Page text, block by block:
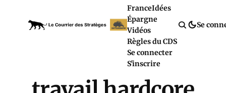
FranceIdées
Épargne
Vidéos
Règles du CDS
Se connecter
S'inscrire
Se